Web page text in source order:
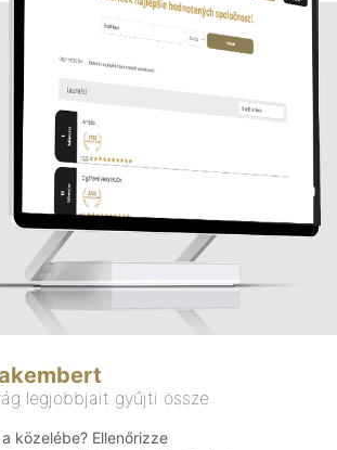
legjobbjait gyűjti össze
közelébe? Ellenőrizze